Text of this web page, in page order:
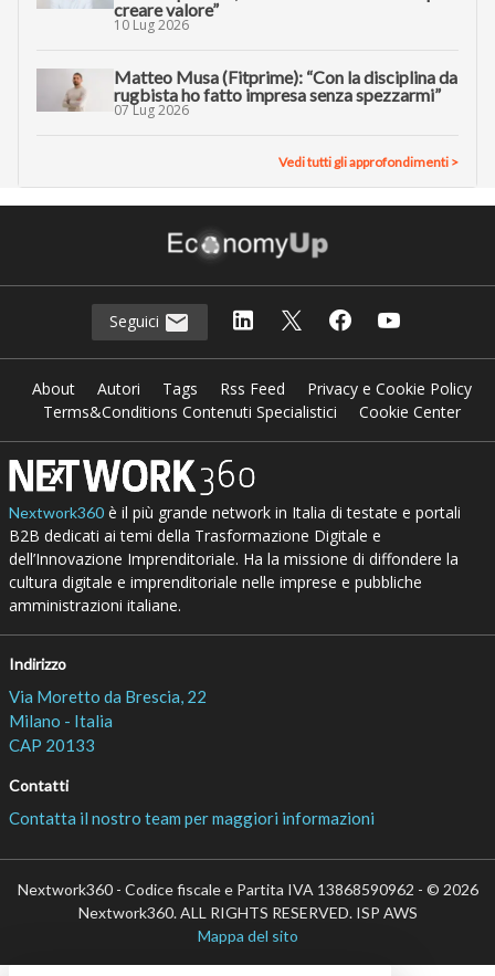
creare valore”
10 Lug 2026
Matteo Musa (Fitprime): “Con la disciplina da
rugbista ho fatto impresa senza spezzarmi”
07 Lug 2026
Vedi tutti gli approfondimenti >
Seguici
About Autori Tags Rss Feed
Privacy e Cookie Policy
Terms&Conditions Contenuti Specialistici
Cookie Center
Nextwork360è il più grande network in Italia di testate e portali
B2B dedicati ai temi della Trasformazione Digitale e
dell’Innovazione Imprenditoriale. Ha la missione di diffondere la
cultura digitale e imprenditoriale nelle imprese e pubbliche
amministrazioni italiane.
Indirizzo
Via Moretto da Brescia, 22
Milano - Italia
CAP 20133
Contatti
Contatta il nostro team per maggiori informazioni
Nextwork360 - Codice fiscale e Partita IVA 13868590962 - © 2026
Nextwork360. ALL RIGHTS RESERVED. ISP AWS
Mappa del sito